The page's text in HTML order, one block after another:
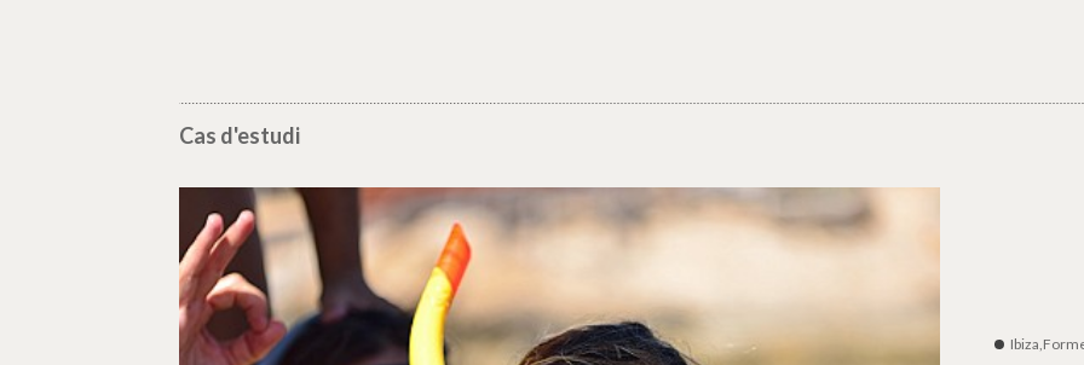
Cas d'estudi